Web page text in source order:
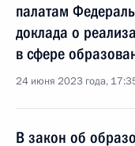
палатам
доклада о
в сфере
24 июня 2023 года,
В закон об